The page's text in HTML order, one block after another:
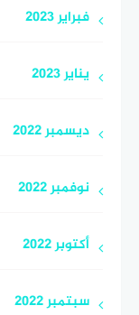
فبراير 2023
يناير 2023
ديسمبر 2022
نوفمبر 2022
أكتوبر 2022
سبتمبر 2022